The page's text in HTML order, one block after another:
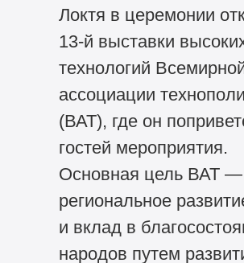
Локтя в церемонии
13-й выставки
технологий
ассоциации
(ВАТ), где он
гостей мероприятия.
Основная цель ВАТ —
региональное
и вклад в
народов путем